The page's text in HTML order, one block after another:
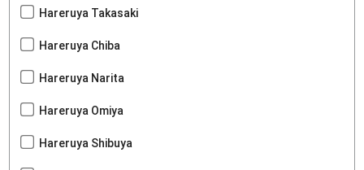
Hareruya Takasaki
Hareruya Chiba
Hareruya Narita
Hareruya Omiya
Hareruya Shibuya